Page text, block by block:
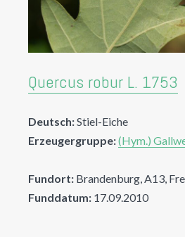
Quercus robur L. 1753
Deutsch:Stiel-Eiche
Erzeugergruppe:(Hym.)
Fundort: Brandenburg, A13,
Funddatum: 17.09.2010